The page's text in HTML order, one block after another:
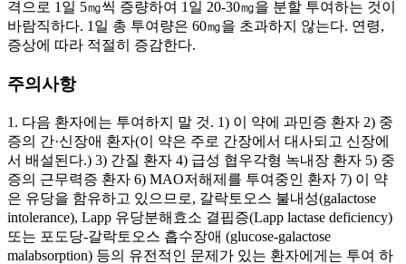
격으로 1일 5㎎씩 증량하여 1일 20-30㎎을 분할 투여하는 것이
바람직하다. 1일 총 투여량은 60㎎을 초과하지 않는다. 연령,
증상에 따라 적절히 증감한다.
주의사항
1. 다음 환자에는 투여하지 말 것. 1) 이 약에 과민증 환자 2) 중
증의 간·신장애 환자(이 약은 주로 간장에서 대사되고 신장에
서 배설된다.) 3) 간질 환자 4) 급성 협우각형 녹내장 환자 5) 중
증의 근무력증 환자 6) MAO저해제를 투여중인 환자 7) 이 약
은 유당을 함유하고 있으므로, 갈락토오스 불내성(galactose
intolerance), Lapp 유당분해효소 결핍증(Lapp lactase deficiency)
또는 포도당-갈락토오스 흡수장애 (glucose-galactose
malabsorption) 등의 유전적인 문제가 있는 환자에게는 투여 하